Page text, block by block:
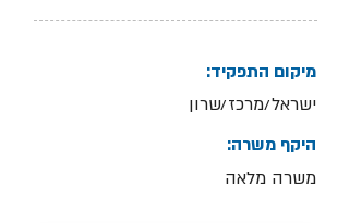
מיקום התפקיד:
ישראל/מרכז/שרון
היקף משרה:
משרה מלאה